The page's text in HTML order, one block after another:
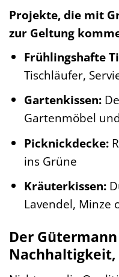
Projekte, die mit
zur Geltung
Frühlingshafte
Tischläufer,
Gartenkissen:
Gartenmöbel
Picknickdecke:
ins Grüne
Kräuterkissen:
Lavendel, Minze
Der